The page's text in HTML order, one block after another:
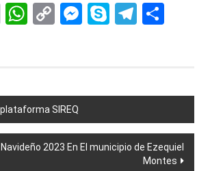
Tumblr
WhatsApp
CopyMessenger
Skype
SIREQ
2023 En El municipio de Ezequiel
Montes